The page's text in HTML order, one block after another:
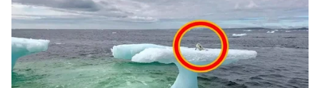
ಸವಿತಾಳ ವ್ಯವಸ್ಥಿತ ಸಂಚು ಬಯಲು!
ಪೊಲೀಸರು ಸ್ಥಳಕ್ಕೆ ಭೇಟಿ: